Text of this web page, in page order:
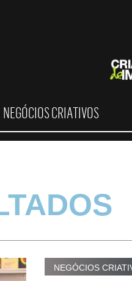
NEGÓCIOS CRIATIVOS
NEGÓCIOS